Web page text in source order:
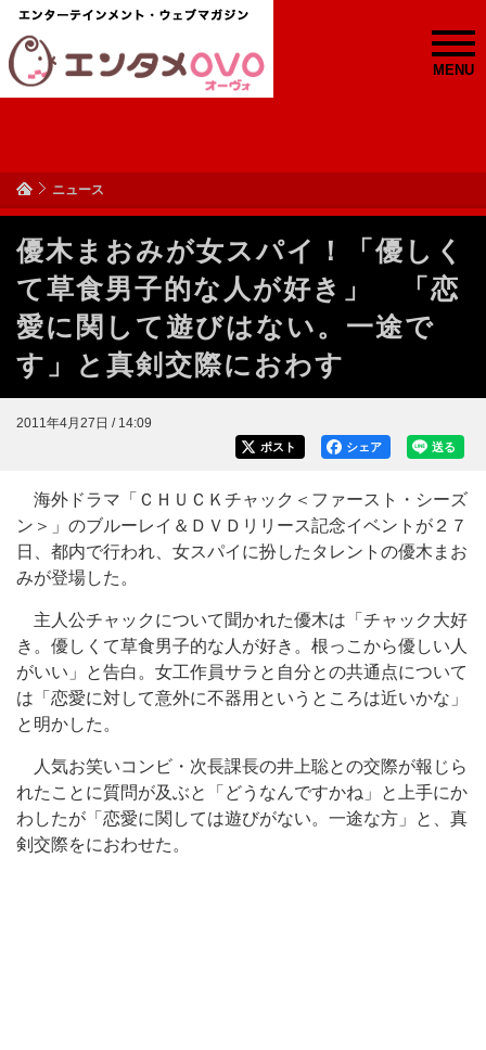
MENU
ニュース
優木まおみが女スパイ！「優しく
て草食男子的な人が好き」 「恋
愛に関して遊びはない。一途で
す」と真剣交際におわす
2011年4月27日 / 14:09
送る
シェア
ポスト
海外ドラマ「ＣＨＵＣＫチャック＜ファースト・シーズ
ン＞」のブルーレイ＆ＤＶＤリリース記念イベントが２７
日、都内で行われ、女スパイに扮したタレントの優木まお
みが登場した。
主人公チャックについて聞かれた優木は「チャック大好
き。優しくて草食男子的な人が好き。根っこから優しい人
がいい」と告白。女工作員サラと自分との共通点について
は「恋愛に対して意外に不器用というところは近いかな」
と明かした。
人気お笑いコンビ・次長課長の井上聡との交際が報じら
れたことに質問が及ぶと「どうなんですかね」と上手にか
わしたが「恋愛に関しては遊びがない。一途な方」と、真
剣交際をにおわせた。